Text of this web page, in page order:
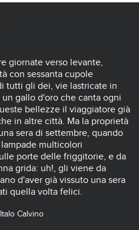
giornate verso levante,
con sessanta cupole
tutti gli dei, vie lastricate in
gallo d'oro che canta ogni
bellezze il viaggiatore già
in altre città. Ma la proprietà
sera di settembre, quando
multicolori
porte delle friggitorie, e da
grida: uh!, gli viene da
d'aver già vissuto una sera
quella volta felici.
Calvino